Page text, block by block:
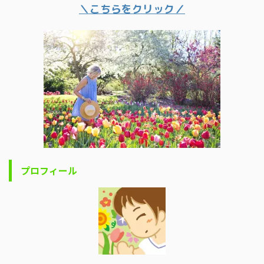
＼こちらをクリック／
プロフィール